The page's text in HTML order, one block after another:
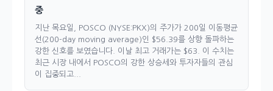
중
지난 목요일, POSCO (NYSE:PKX)의 주가가 200일 이동평균
선(200-day moving average)인 $56.39를 상향 돌파하는
강한 신호를 보였습니다. 이날 최고 거래가는 $63. 이 수치는
최근 시장 내에서 POSCO의 강한 상승세와 투자자들의 관심
이 집중되고...